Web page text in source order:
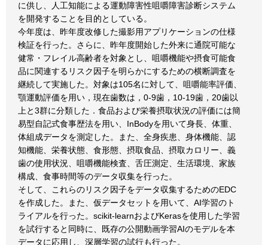
に供し、人工知能による運動障害性咀嚼障害診断システム
を開発することを目的としている。
今年度は、昨年度改修した撮影用アプリケーションの仕様
検証を行った。さらに、昨年度開始した外来に通院可能な
健常・フレイル高齢者を対象とし、咀嚼機能や摂食可能食
品に関連するリスク因子を明らかにするための横断調査を
継続して実施した。対象は105名に対して、咀嚼能率評価、
顎運動評価を用い，現在歯数は，0-9歯，10-19歯，20歯以
上と3群に分類した．食品および栄養摂取状況の評価には簡
易型自記式食事歴法を用い、InBodyを用いて身長、体重、
体組成データを測定した。また、全身疾患、身体機能、認
知機能、栄養状態、食形態、摂取食品、摂取カロリー、義
歯の使用状況、咀嚼機能検査、舌圧測定、生活環境、家族
構成、食事時間等のデータ収集を行った。
そして、これらのリスク因子をデータ収集するためのEDC
を作成した。また、仮データセットを用いて、AI学習のト
ライアルを行った。scikit-learnおよびKerasを使用した学習
を試行すると同時に、既存の公開動画学習AIのモデルを本
データに応用し、深層学習の試行も行った。